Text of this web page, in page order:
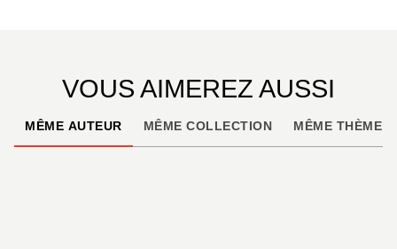
VOUS AIMEREZ AUSSI
MÊME AUTEUR MÊME COLLECTION MÊME THÈME